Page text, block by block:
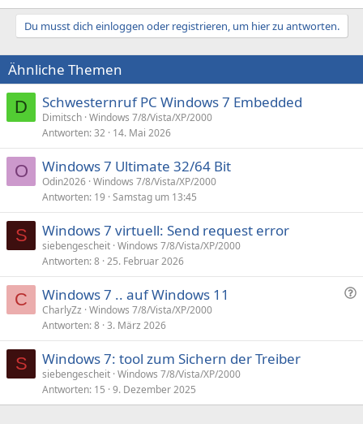
Du musst dich einloggen oder registrieren, um hier zu antworten.
Ähnliche Themen
D Schwesternruf PC Windows 7 Embedded
Dimitsch Windows 7/8/Vista/XP/2000
Antworten 32 14. Mai 2026
O Windows 7 Ultimate 32/64 Bit
Odin2026 Windows 7/8/Vista/XP/2000
Antworten 19 Samstag um 13:45
S Windows 7 virtuell: Send request error
siebengescheit Windows 7/8/Vista/XP/2000
Antworten 8 25. Februar 2026
C
F
g
Windows 7 .. auf Windows 11
CharlyZz Windows 7/8/Vista/XP/2000
Antworten 8 3. März 2026
S Windows 7: tool zum Sichern der Treiber
siebengescheit Windows 7/8/Vista/XP/2000
Antworten 15 9. Dezember 2025